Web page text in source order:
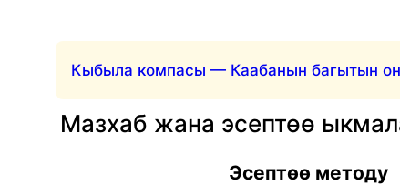
Кыбыла компасы — Каабанын багытын
Мазхаб жана эсептөө
Эсептөө методу